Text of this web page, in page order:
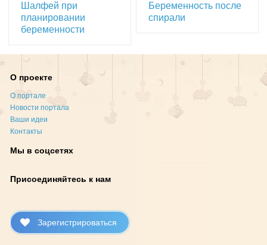
Шалфей при
планировании
беременности
Беременность после
спирали
О проекте
О портале
Новости портала
Ваши идеи
Контакты
Мы в соцсетях
Присоединяйтесь к нам
Зарегистрироваться